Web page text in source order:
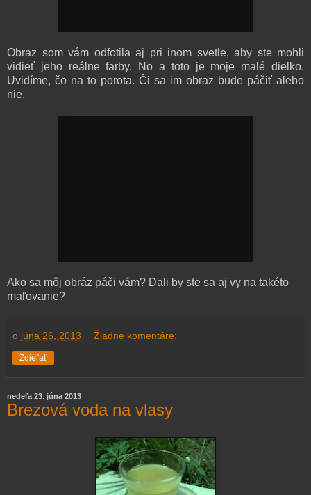
Obraz som vám odfotila aj pri inom svetle, aby ste mohli
vidieť jeho reálne farby. No a toto je moje malé dielko.
Uvidíme, čo na to porota. Či sa im obraz bude páčiť alebo
nie.
Ako sa môj obráz páči vám? Dali by ste sa aj vy na takéto
maľovanie?
o júna 26, 2013 Žiadne komentáre:
Zdieľať
nedeľa 23. júna 2013
Brezová voda na vlasy